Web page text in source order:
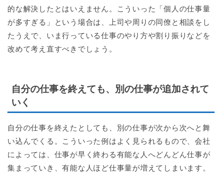
的な解決したとはいえません。こういった「個人の仕事量
が多すぎる」という場合は、上司や周りの同僚と相談をし
たうえで、いま行っている仕事のやり方や割り振りなどを
改めて考え直すべきでしょう。
自分の仕事を終えても、別の仕事が追加されて
いく
自分の仕事を終えたとしても、別の仕事が次から次へと舞
い込んでくる。こういった例はよく見られるもので、会社
によっては、仕事が早く終わる有能な人へどんどん仕事が
集まっていき、有能な人ほど仕事量が増えてしまいます。